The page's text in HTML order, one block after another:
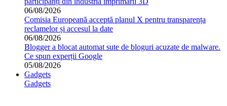
06/08/2026
Comisia Europeană acceptă planul X pentru transparența
reclamelor și accesul la date
06/08/2026
Blogger a blocat automat sute de bloguri acuzate de malware.
Ce spun experții Google
05/08/2026
Gadgets
Gadgets